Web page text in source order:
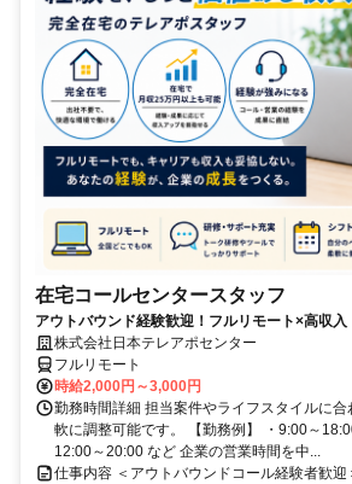
在宅コールセンタースタッフ
アウトバウンド経験歓迎！フルリモート×高収入
株式会社日本テレアポセンター
フルリモート
時給2,000円～3,000円
勤務時間詳細 担当案件やライフスタイルに
軟に調整可能です。 【勤務例】 ・9:00～
12:00～20:00 など 企業の営業時間を中...
仕事内容 ＜アウトバウンドコール経験者歓